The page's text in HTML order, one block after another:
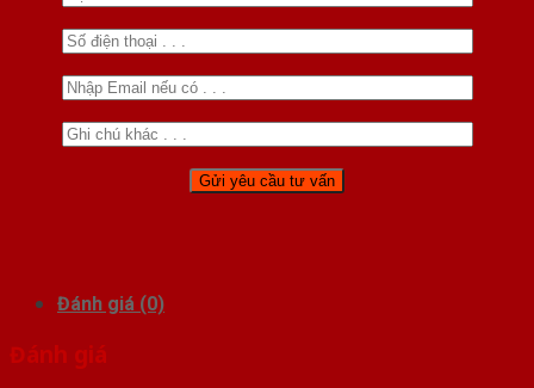
Đánh giá (0)
Đánh giá